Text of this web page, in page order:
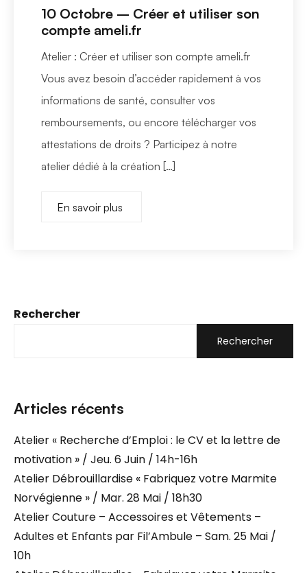
Rechercher
Rechercher
Articles récents
Atelier « Recherche d’Emploi : le CV et la lettre de
motivation » / Jeu. 6 Juin / 14h-16h
Atelier Débrouillardise « Fabriquez votre Marmite
Norvégienne » / Mar. 28 Mai / 18h30
Atelier Couture – Accessoires et Vêtements –
Adultes et Enfants par Fil’Ambule – Sam. 25 Mai /
10h
10 Octobre – Créer et utiliser son
compte ameli.fr
Atelier : Créer et utiliser son compte ameli.fr
Vous avez besoin d’accéder rapidement à vos
informations de santé, consulter vos
remboursements, ou encore télécharger vos
attestations de droits ? Participez à notre
atelier dédié à la création […]
En savoir plus